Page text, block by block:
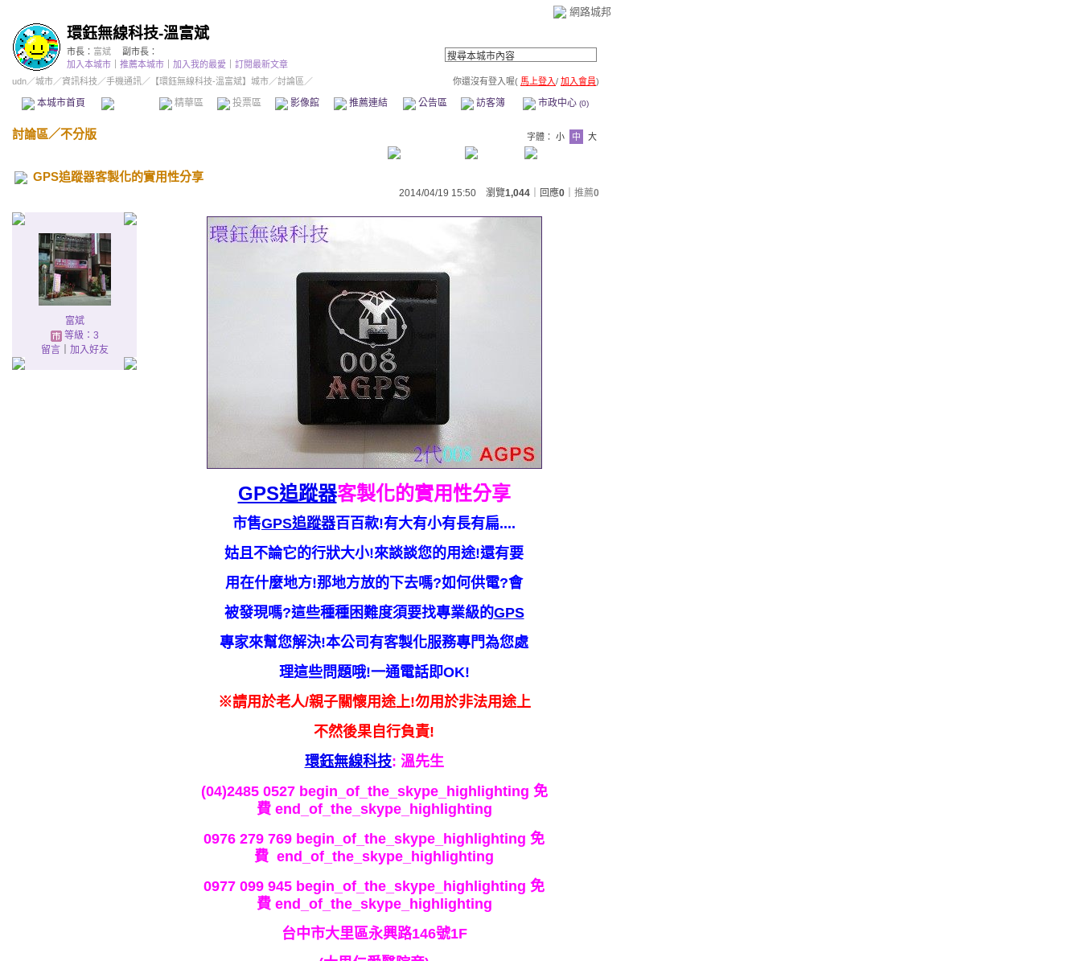
網路城邦
環鈺無線科技-溫富斌
市長： 富斌
副市長：
加入本城市
推薦本城市 加入我的最愛
訂閱最新文章
udn／城市／資訊科技 ／手機通訊 ／ 【環鈺無線科技-溫富斌】城市／討論區／ 你還沒有登入喔( 馬上登入/ 加入會員)
本城市首頁 精華區 投票區 影像館 推薦連結 公告區 訪客簿 市政中心 (0)
討論區／不分版 字體： 小 中 大
GPS追蹤器客製化的實用性分享
2014/04/19 15:50 瀏覽1,044 ｜回應0 推薦0
富斌
等級：3
留言｜ 加入好友
GPS追蹤器客製化的實用性分享
市售GPS追蹤器百百款!有大有小有長有扁....
姑且不論它的行狀大小!來談談您的用途!還有要
用在什麼地方!那地方放的下去嗎?如何供電?會
被發現嗎?這些種種困難度須要找專業級的GPS
專家來幫您解決!本公司有客製化服務專門為您處
理這些問題哦!一通電話即OK!
※請用於老人/親子關懷用途上!勿用於非法用途上
不然後果自行負責!
環鈺無線科技: 溫先生
(04)2485 0527begin_of_the_skype_highlighting 免
費 end_of_the_skype_highlighting
0976 279 769 begin_of_the_skype_highlighting 免
費 end_of_the_skype_highlighting
0977 099 945 begin_of_the_skype_highlighting 免
費 end_of_the_skype_highlighting
台中市大里區永興路146號1F